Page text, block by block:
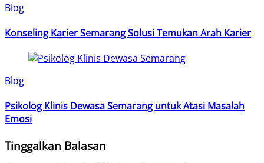
Blog
Konseling Karier Semarang Solusi Temukan Arah Karier
Blog
Psikolog Klinis Dewasa Semarang untuk Atasi Masalah
Emosi
Tinggalkan Balasan